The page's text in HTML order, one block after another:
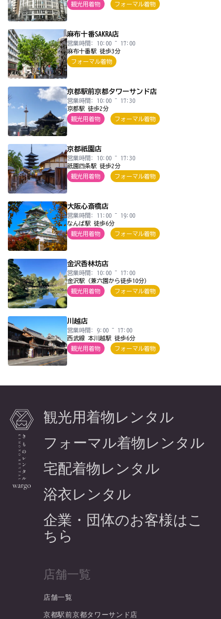
観光用着物 フォーマル着物
麻布十番SAKRA店
営業時間: 10:00 ~ 17:00
麻布十番駅 徒歩3分
フォーマル着物
京都駅前京都タワーサンド店
営業時間: 10:00 ~ 17:30
京都駅 徒歩2分
観光用着物
フォーマル着物
京都祇園店
営業時間: 10:00 ~ 17:30
祇園四条駅 徒歩2分
観光用着物
フォーマル着物
大阪心斎橋店
営業時間: 11:00 ~ 19:00
なんば駅 徒歩6分
観光用着物
フォーマル着物
金沢香林坊店
営業時間: 10:00 ~ 17:00
金沢駅（兼六園から徒歩10分）
観光用着物
フォーマル着物
川越店
営業時間: 9:00 ~ 17:00
西武線 本川越駅 徒歩6分
観光用着物
フォーマル着物
観光用着物レンタル
フォーマル着物レンタル
宅配着物レンタル
浴衣レンタル
企業・団体のお客様はこ
ちら
店舗一覧
店舗一覧
京都駅前京都タワーサンド店